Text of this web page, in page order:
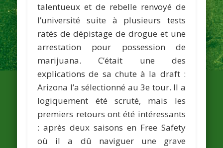
talentueux et de rebelle renvoyé de
l’université suite à plusieurs tests
ratés de dépistage de drogue et une
arrestation pour possession de
marijuana. C’était une des
explications de sa chute à la draft :
Arizona l’a sélectionné au 3e tour. Il a
logiquement été scruté, mais les
premiers retours ont été intéressants
: après deux saisons en Free Safety
où il a dû naviguer une grave